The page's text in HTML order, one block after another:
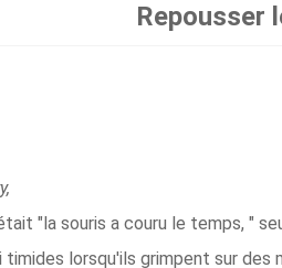
Repousser
"la souris a couru le temps, "
lorsqu'ils grimpent sur des